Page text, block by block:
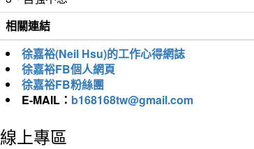
相關連結
徐嘉裕(Neil Hsu)的工作心得網誌
徐嘉裕FB個人網頁
徐嘉裕FB粉絲團
E-MAIL： b168168tw@gmail.com
線上專區